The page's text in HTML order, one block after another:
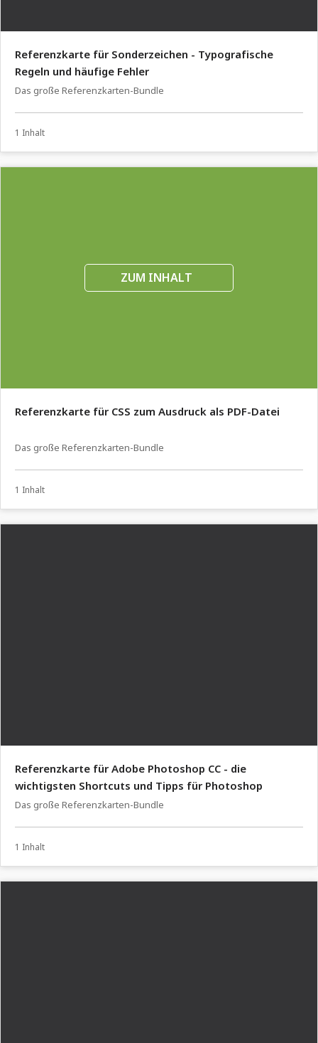
Referenzkarte für Sonderzeichen - Typografische
Regeln und häufige Fehler
Das große Referenzkarten-Bundle
1 Inhalt
ZUM INHALT
Referenzkarte für CSS zum Ausdruck als PDF-Datei
Das große Referenzkarten-Bundle
1 Inhalt
Referenzkarte für Adobe Photoshop CC - die
wichtigsten Shortcuts und Tipps für Photoshop
Das große Referenzkarten-Bundle
1 Inhalt